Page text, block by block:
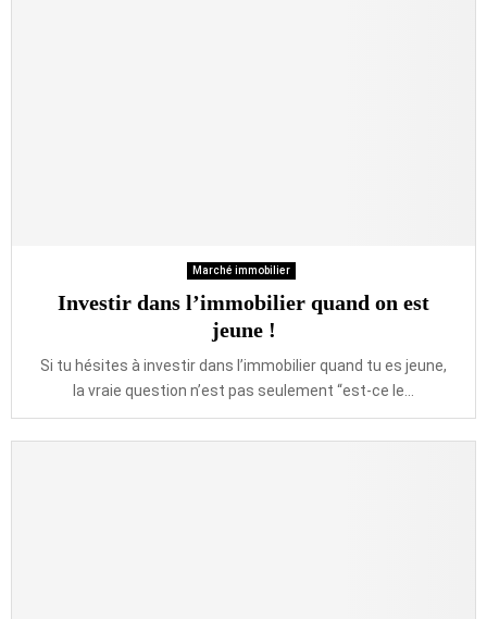
Marché immobilier
Investir dans l’immobilier quand on est
jeune !
Si tu hésites à investir dans l’immobilier quand tu es jeune,
la vraie question n’est pas seulement “est-ce le...